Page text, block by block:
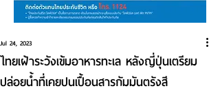
ไทยเฝ้าระวังเข้มอาหารทะเล หลังญี่ปุ่นเตรียม
ปล่อยน้ำที่เคยปนเปื้อนสารกัมมันตรังสี
Jul 24, 2023